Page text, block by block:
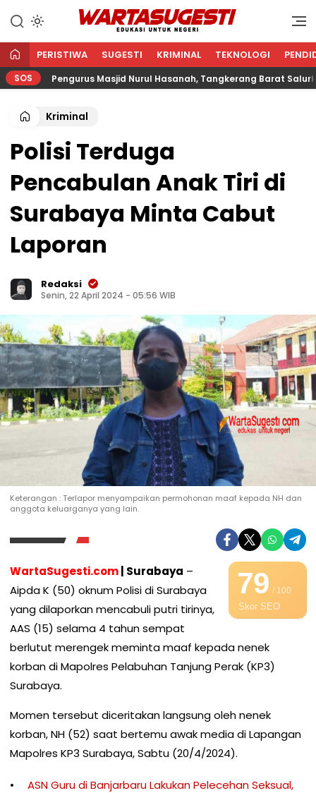
WARTA SUGESTI √ EDUKASI
Edukasi Untuk Negeri
PERISTIWA SUGESTI KRIMINAL TEKNOLOGI
SOS
Pengurus Masjid Nurul Hasanah, Tangkerang Barat Salurkan
Kriminal
Polisi Terduga
Pencabulan Anak Tiri di
Surabaya Minta Cabut
Laporan
Redaksi
Senin, 22 April 2024 - 05:56 WIB
Keterangan : Terlapor menyampaikan permohonan maaf kepada NH dan
anggota keluarganya yang lain.
79/ 100
Skor SEO
WartaSugesti.com| Surabaya –
Aipda K (50) oknum Polisi di Surabaya
yang dilaporkan mencabuli putri tirinya,
AAS (15) selama 4 tahun sempat
berlutut merengek meminta maaf kepada nenek
korban di Mapolres Pelabuhan Tanjung Perak (KP3)
Surabaya.
Momen tersebut diceritakan langsung oleh nenek
korban, NH (52) saat bertemu awak media di Lapangan
Mapolres KP3 Surabaya, Sabtu (20/4/2024).
ASN Guru di Banjarbaru Lakukan Pelecehan Seksual,